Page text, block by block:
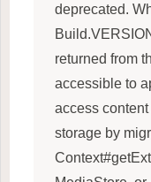
deprecated.
returned from
accessible to
access content
storage by